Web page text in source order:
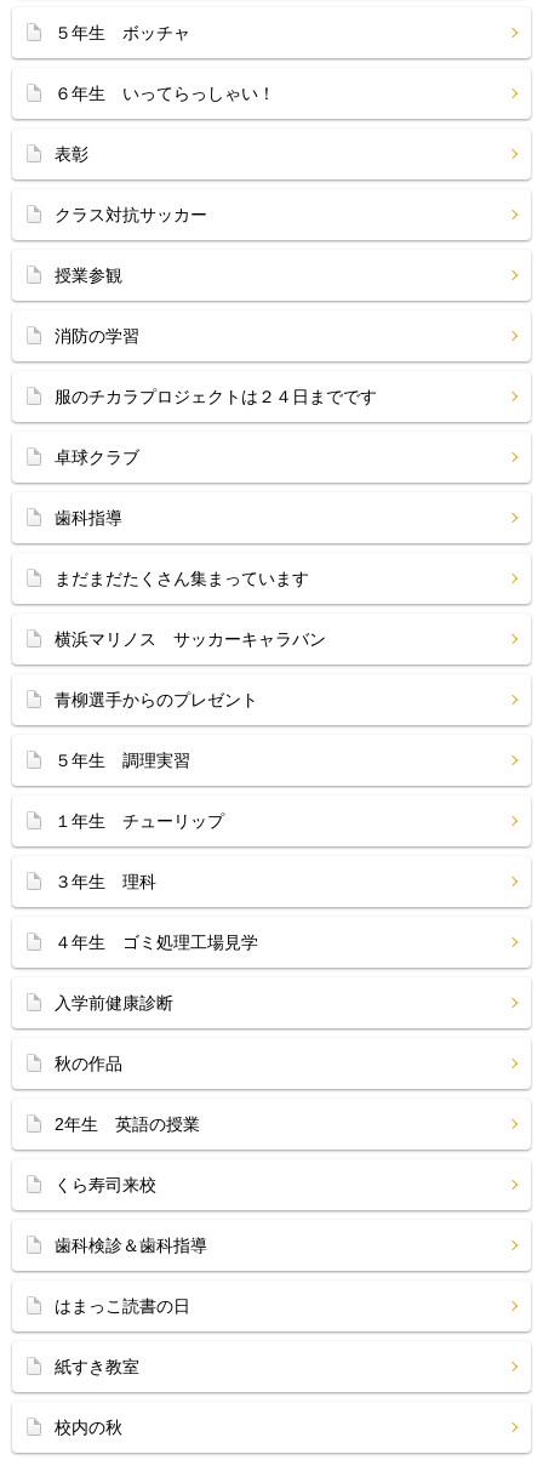
５年生 ボッチャ
６年生 いってらっしゃい！
表彰
クラス対抗サッカー
授業参観
消防の学習
服のチカラプロジェクトは２４日までです
卓球クラブ
歯科指導
まだまだたくさん集まっています
横浜マリノス サッカーキャラバン
青柳選手からのプレゼント
５年生 調理実習
１年生 チューリップ
３年生 理科
４年生 ゴミ処理工場見学
入学前健康診断
秋の作品
2年生 英語の授業
くら寿司来校
歯科検診＆歯科指導
はまっこ読書の日
紙すき教室
校内の秋